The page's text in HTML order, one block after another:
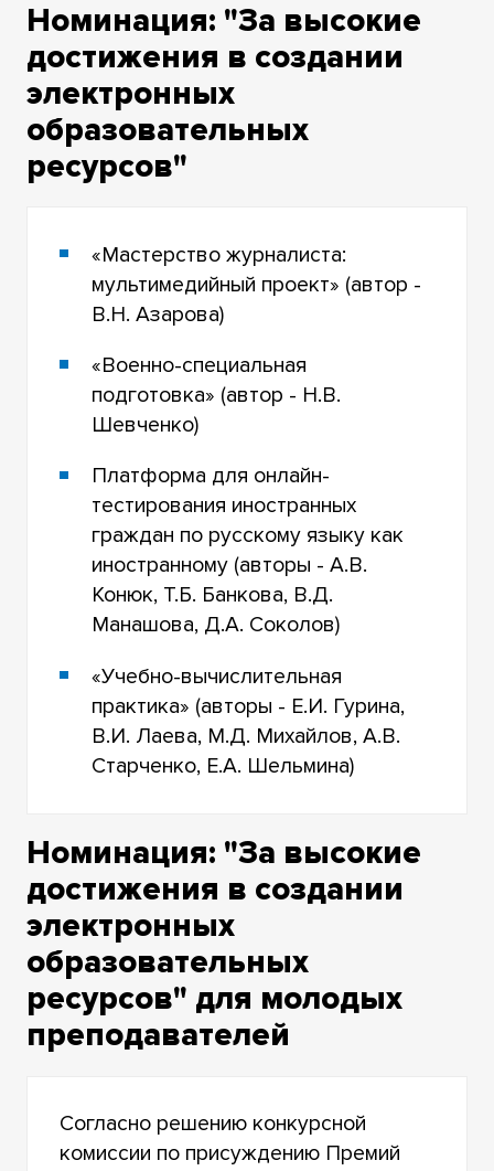
Номинация: "За высокие
достижения в создании
электронных
образовательных
ресурсов"
«Мастерство журналиста:
мультимедийный проект» (автор -
В.Н. Азарова)
«Военно-специальная
подготовка» (автор - Н.В.
Шевченко)
Платформа для онлайн-
тестирования иностранных
граждан по русскому языку как
иностранному (авторы - А.В.
Конюк, Т.Б. Банкова, В.Д.
Манашова, Д.А. Соколов)
«Учебно-вычислительная
практика» (авторы - Е.И. Гурина,
В.И. Лаева, М.Д. Михайлов, А.В.
Старченко, Е.А. Шельмина)
Номинация: "За высокие
достижения в создании
электронных
образовательных
ресурсов" для молодых
преподавателей
Согласно решению конкурсной
комиссии по присуждению Премий